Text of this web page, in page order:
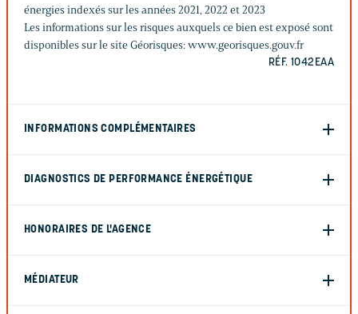
énergies indexés sur les années 2021, 2022 et 2023
Les informations sur les risques auxquels ce bien est exposé sont
disponibles sur le site Géorisques: www.georisques.gouv.fr
RÉF. 1042EAA
INFORMATIONS COMPLÉMENTAIRES
DIAGNOSTICS DE PERFORMANCE ÉNERGÉTIQUE
HONORAIRES DE L'AGENCE
MÉDIATEUR